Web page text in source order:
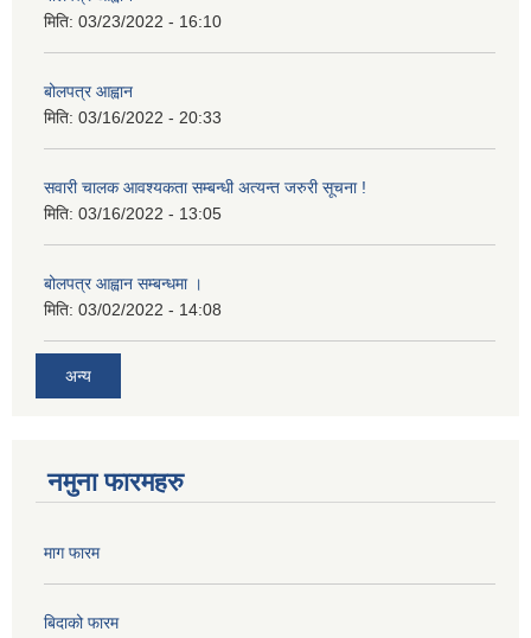
मिति: 03/23/2022 - 16:10
बोलपत्र आह्वान
मिति: 03/16/2022 - 20:33
सवारी चालक आवश्यकता सम्बन्धी अत्यन्त जरुरी सूचना !
मिति: 03/16/2022 - 13:05
बोलपत्र आह्वान सम्बन्धमा ।
मिति: 03/02/2022 - 14:08
अन्य
नमुना फारमहरु
माग फारम
बिदाको फारम